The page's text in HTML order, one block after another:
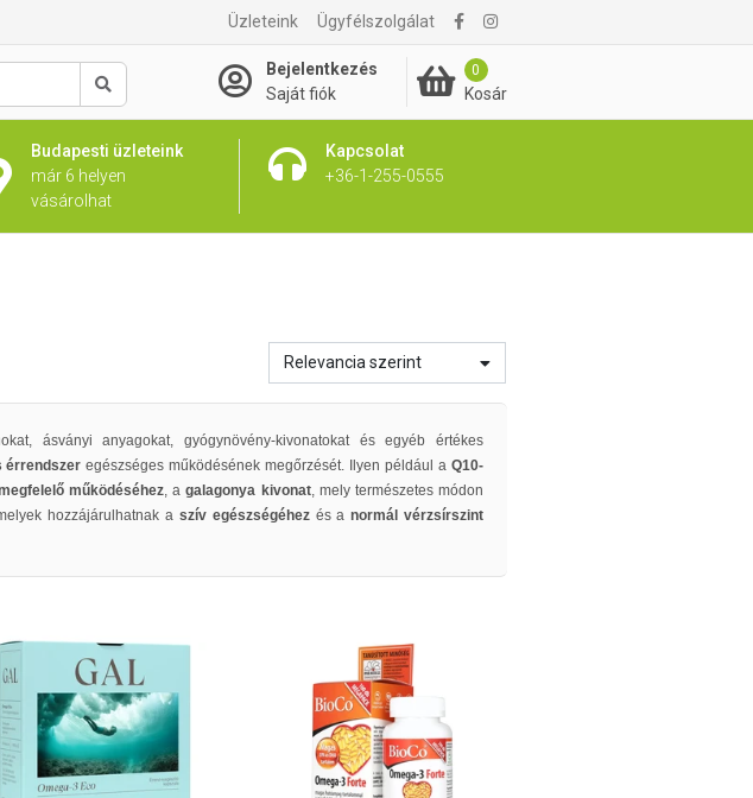
Üzleteink Ügyfélszolgálat
Keresés
Bejelentkezés
Saját fiók
0
Kosár
Budapesti üzleteink
már 6 helyen
vásárolhat
Kapcsolat
+36-1-255-0555
Relevancia szerint
ásványi anyagokat, gyógynövény-kivonatokat és egyéb értékes
érrendszer egészséges működésének megőrzését. Ilyen például a Q10-
működéséhez, agalagonya kivonat, mely természetes módon
hozzájárulhatnak a szív egészségéhez és anormál vérzsírszint